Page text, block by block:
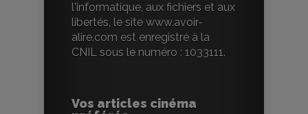
l'informatique, aux fichiers et aux
libertés, le site www.avoir-
alire.com est enregistré à la
CNIL sous le numéro : 1033111.
Vos articles cinéma